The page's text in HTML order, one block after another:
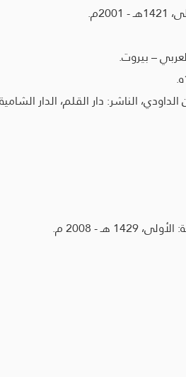
– بيروت.
الناشر: دار القلم، الدار
- 2008 م.